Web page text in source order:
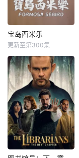
宝岛西米乐
更新至第300集